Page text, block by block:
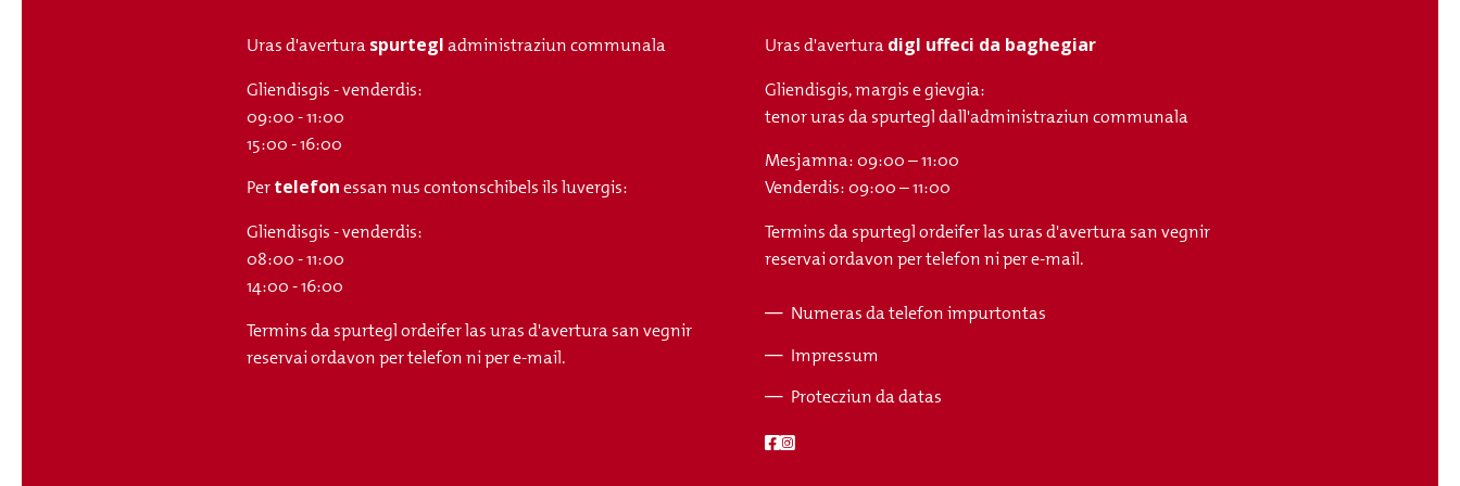
Uras d'averturaspurtegladministraziun communala
Gliendisgis - venderdis:
09:00 - 11:00
15:00 - 16:00
Pertelefonessan nus contonschibels ils luvergis:
Gliendisgis - venderdis:
08:00 - 11:00
14:00 - 16:00
Termins da spurtegl ordeifer las uras d'avertura san vegnir
reservai ordavon per telefon ni per e-mail.
Uras d'averturadigl uffeci da baghegiar
Gliendisgis, margis e gievgia:
tenor uras da spurtegl dall'administraziun communala
Mesjamna: 09:00 – 11:00
Venderdis: 09:00 – 11:00
Termins da spurtegl ordeifer las uras d'avertura san vegnir
reservai ordavon per telefon ni per e-mail.
Numeras da telefon impurtontas
Impressum
Protecziun da datas